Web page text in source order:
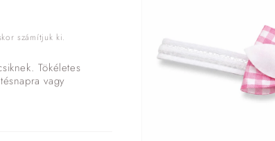
számítjuk ki.
Tökéletes
vagy